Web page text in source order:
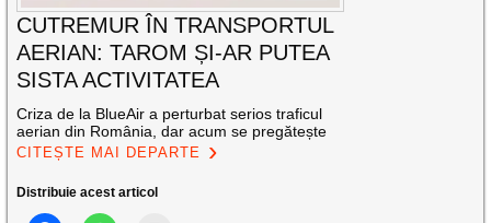
CUTREMUR ÎN TRANSPORTUL
AERIAN: TAROM ȘI-AR PUTEA
SISTA ACTIVITATEA
Criza de la BlueAir a perturbat serios traficul
aerian din România, dar acum se pregătește
CITEȘTE MAI DEPARTE
Distribuie acest articol